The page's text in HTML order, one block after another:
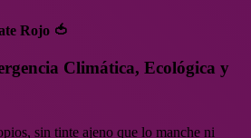
Rojo 🍅
Climática, Ecológica y
sin tinte ajeno que lo manche ni